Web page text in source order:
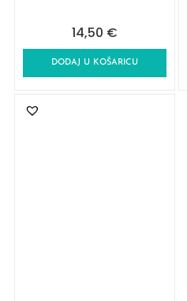
14,50 €
DODAJ U KOŠARICU